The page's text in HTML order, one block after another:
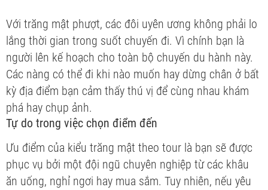
Với trăng mật phượt, các đôi uyên ương không phải lo
lắng thời gian trong suốt chuyến đi. Vì chính bạn là
người lên kế hoạch cho toàn bộ chuyến du hành này.
Các nàng có thể đi khi nào muốn hay dừng chân ở bất
kỳ địa điểm bạn cảm thấy thú vị để cùng nhau khám
phá hay chụp ảnh.
Tự do trong việc chọn điểm đến
Ưu điểm của kiểu trăng mật theo tour là bạn sẽ được
phục vụ bởi một đội ngũ chuyên nghiệp từ các khâu
ăn uống, nghỉ ngơi hay mua sắm. Tuy nhiên, nếu yêu